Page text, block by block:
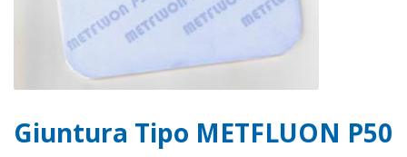
Giuntura Tipo METFLUON P50